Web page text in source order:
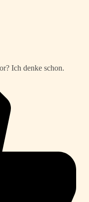
Ich denke schon.